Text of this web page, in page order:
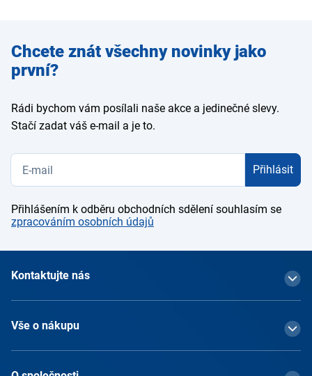
Zadejte
e-mail
Chcete znát všechny novinky jako
první?
Rádi bychom vám posílali naše akce a jedinečné slevy.
Stačí zadat váš e-mail a je to.
Přihlásit
Přihlášením k odběru obchodních sdělení souhlasím se
zpracováním osobních údajů
Kontaktujte nás
Vše o nákupu